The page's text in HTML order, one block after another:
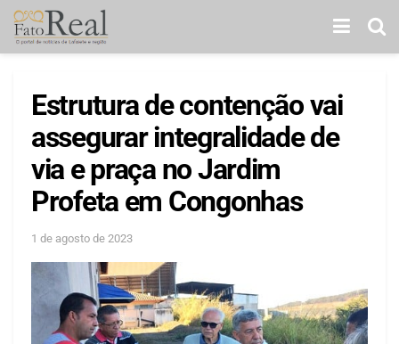
Estrutura de contenção vai
assegurar integralidade de
via e praça no Jardim
Profeta em Congonhas
1 de agosto de 2023